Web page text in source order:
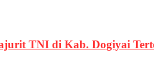
TNI di Kab. Dogiyai